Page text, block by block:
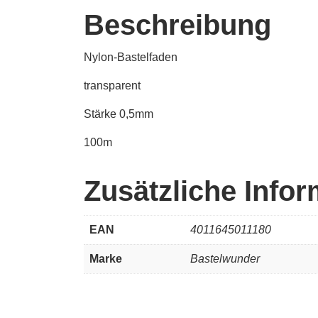
Beschreibung
Nylon-Bastelfaden
transparent
Stärke 0,5mm
100m
Zusätzliche
EAN 4011645011180
Marke Bastelwunder